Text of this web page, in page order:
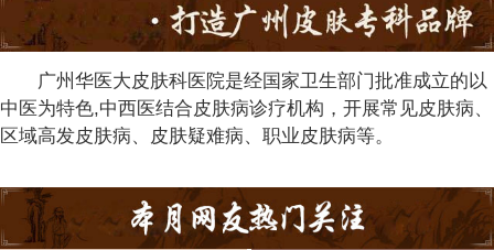
广州华医大皮肤科医院是经国家卫生部门批准成立的以
中医为特色,中西医结合皮肤病诊疗机构，开展常见皮肤病、
区域高发皮肤病、皮肤疑难病、职业皮肤病等。